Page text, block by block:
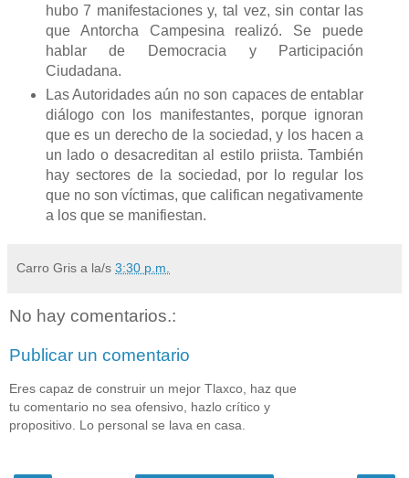
hubo 7 manifestaciones y, tal vez, sin contar las
que Antorcha Campesina realizó. Se puede
hablar de Democracia y Participación
Ciudadana.
Las Autoridades aún no son capaces de entablar
diálogo con los manifestantes, porque ignoran
que es un derecho de la sociedad, y los hacen a
un lado o desacreditan al estilo priista. También
hay sectores de la sociedad, por lo regular los
que no son víctimas, que califican negativamente
a los que se manifiestan.
Carro Gris a la/s 3:30 p.m.
No hay comentarios.:
Publicar un comentario
Eres capaz de construir un mejor Tlaxco, haz que
tu comentario no sea ofensivo, hazlo crítico y
propositivo. Lo personal se lava en casa.